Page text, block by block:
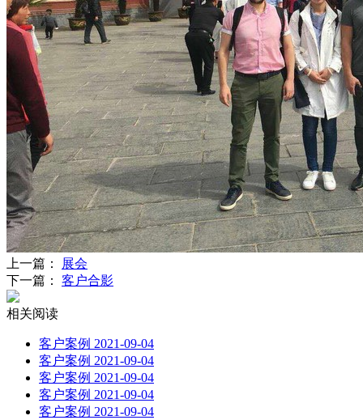
上一篇：
展会
下一篇： 客户合影
相关阅读
客户案例 2021-09-04
客户案例 2021-09-04
客户案例 2021-09-04
客户案例 2021-09-04
客户案例 2021-09-04